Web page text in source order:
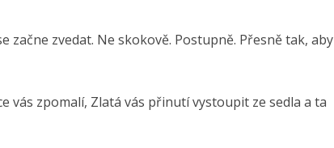
začne zvedat. Ne skokově. Postupně. Přesně tak, aby
vás zpomalí, Zlatá vás přinutí vystoupit ze sedla a ta